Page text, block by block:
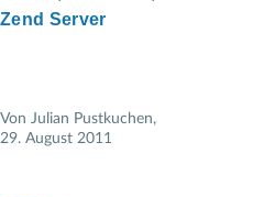
Zend Server
Von Julian Pustkuchen,
29. August 2011